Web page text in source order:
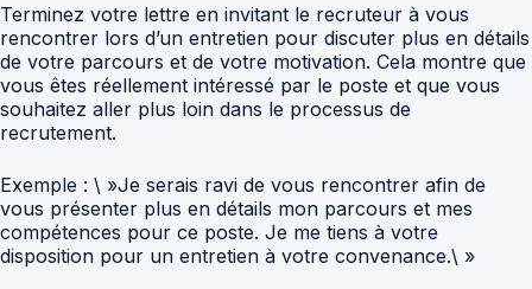
Terminez votre lettre en invitant le recruteur à vous
rencontrer lors d’un entretien pour discuter plus en détails
de votre parcours et de votre motivation. Cela montre que
vous êtes réellement intéressé par le poste et que vous
souhaitez aller plus loin dans le processus de
recrutement.
Exemple : \ »Je serais ravi de vous rencontrer afin de
vous présenter plus en détails mon parcours et mes
compétences pour ce poste. Je me tiens à votre
disposition pour un entretien à votre convenance.\ »